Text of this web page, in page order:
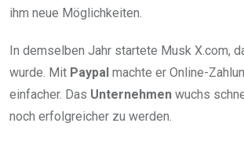
ihm neue Möglichkeiten.
In demselben Jahr startete Musk X.com,
wurde. Mit Paypal machte er Online-
einfacher. Das Unternehmen wuchs
noch erfolgreicher zu werden.